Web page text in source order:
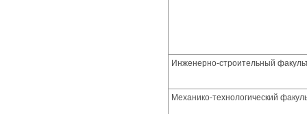
Инженерно-строительный
Механико-технологический